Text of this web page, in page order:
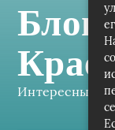
Блог
Интересные